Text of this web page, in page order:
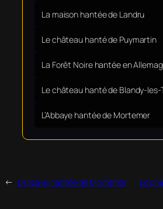
La maison hantée de Landru
Le château hanté de Puymartin
La Forêt Noire hantée en
Le château hanté de Blandy-les-
L’Abbaye hantée de Mortemer
← L’Abbaye hantée de Mortemer Le